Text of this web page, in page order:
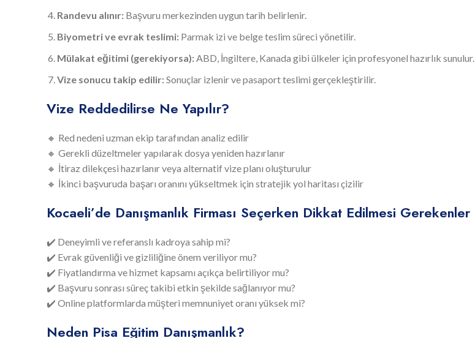
Randevu alınır: Başvuru merkezinden uygun tarih belirlenir.
Biyometri ve evrak teslimi: Parmak izi ve belge teslim süreci yönetilir.
Mülakat eğitimi (gerekiyorsa):ABD, İngiltere, Kanada gibi ülkeler için profesyonel hazırlık sunulur.
Vize sonucu takip edilir:Sonuçlar izlenir ve pasaport teslimi gerçekleştirilir.
Vize Reddedilirse Ne Yapılır?
🔸 Red nedeni uzman ekip tarafından analiz edilir
🔸 Gerekli düzeltmeler yapılarak dosya yeniden hazırlanır
🔸 İtiraz dilekçesi hazırlanır veya alternatif vize planı oluşturulur
🔸 İkinci başvuruda başarı oranını yükseltmek için stratejik yol haritası çizilir
Kocaeli’de Danışmanlık Firması Seçerken Dikkat Edilmesi Gerekenler
✔️ Deneyimli ve referanslı kadroya sahip mi?
✔️ Evrak güvenliği ve gizliliğine önem veriliyor mu?
✔️ Fiyatlandırma ve hizmet kapsamı açıkça belirtiliyor mu?
✔️ Başvuru sonrası süreç takibi etkin şekilde sağlanıyor mu?
✔️ Online platformlarda müşteri memnuniyet oranı yüksek mi?
Neden Pisa Eğitim Danışmanlık?